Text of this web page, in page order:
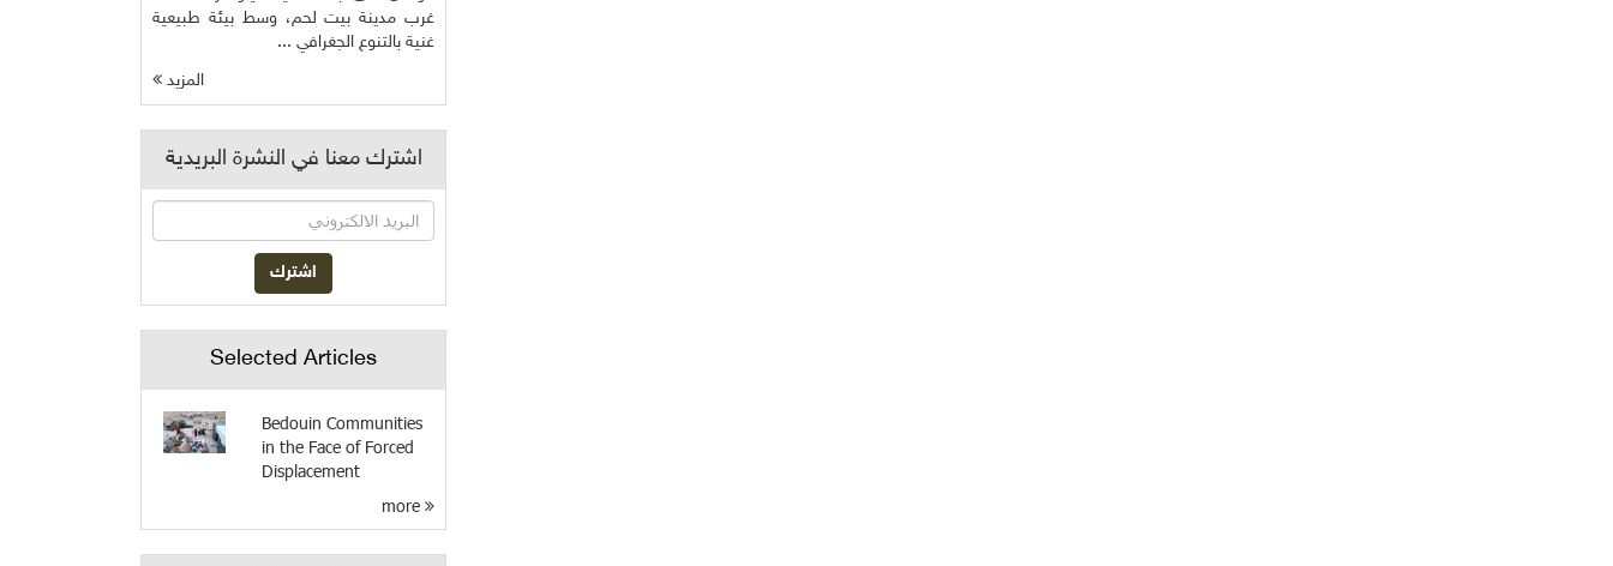
غرب مدينة بيت لحم، وسط بيئة طبيعية
غنية بالتنوع الجغرافي ...
المزيد
اشترك معنا في النشرة البريدية
Selected Articles
Bedouin Communities
in the Face of Forced
Displacement